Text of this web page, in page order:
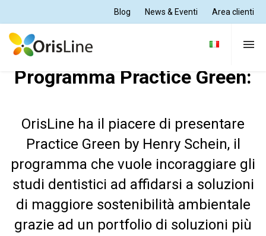
Blog News & Eventi Area clienti
Per Dentisti
Per Odontotecnici
Tutte le soluzioni
Supporto e formazione
Programma Practice Green:
OrisLine ha il piacere di presentare
Practice Green by Henry Schein, il
programma che vuole incoraggiare gli
studi dentistici ad affidarsi a soluzioni
di maggiore sostenibilità ambientale
grazie ad un portfolio di soluzioni più